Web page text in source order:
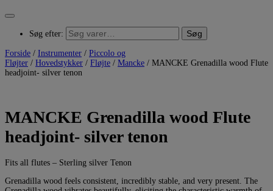
Søg efter: Søg
Forside / Instrumenter / Piccolo og
Fløjter / Hovedstykker / Fløjte / Mancke / MANCKE Grenadilla wood Flute
headjoint- silver tenon
MANCKE Grenadilla wood Flute
headjoint- silver tenon
Fits all flutes – Sterling silver Tenon
Grenadilla wood feels consistent, incredibly stable, and very present. The